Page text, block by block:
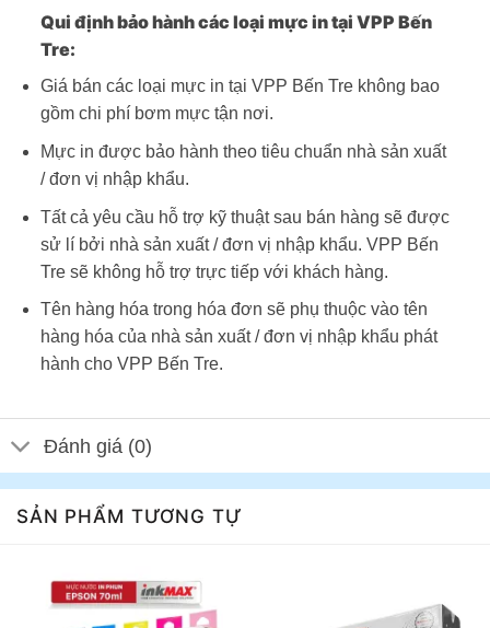
Qui định bảo hành các loại mực in tại VPP Bến
Tre:
Giá bán các loại mực in tại VPP Bến Tre không bao
gồm chi phí bơm mực tận nơi.
Mực in được bảo hành theo tiêu chuẩn nhà sản xuất
/ đơn vị nhập khẩu.
Tất cả yêu cầu hỗ trợ kỹ thuật sau bán hàng sẽ được
sử lí bởi nhà sản xuất / đơn vị nhập khẩu. VPP Bến
Tre sẽ không hỗ trợ trực tiếp với khách hàng.
Tên hàng hóa trong hóa đơn sẽ phụ thuộc vào tên
hàng hóa của nhà sản xuất / đơn vị nhập khẩu phát
hành cho VPP Bến Tre.
Đánh giá (0)
SẢN PHẨM TƯƠNG TỰ